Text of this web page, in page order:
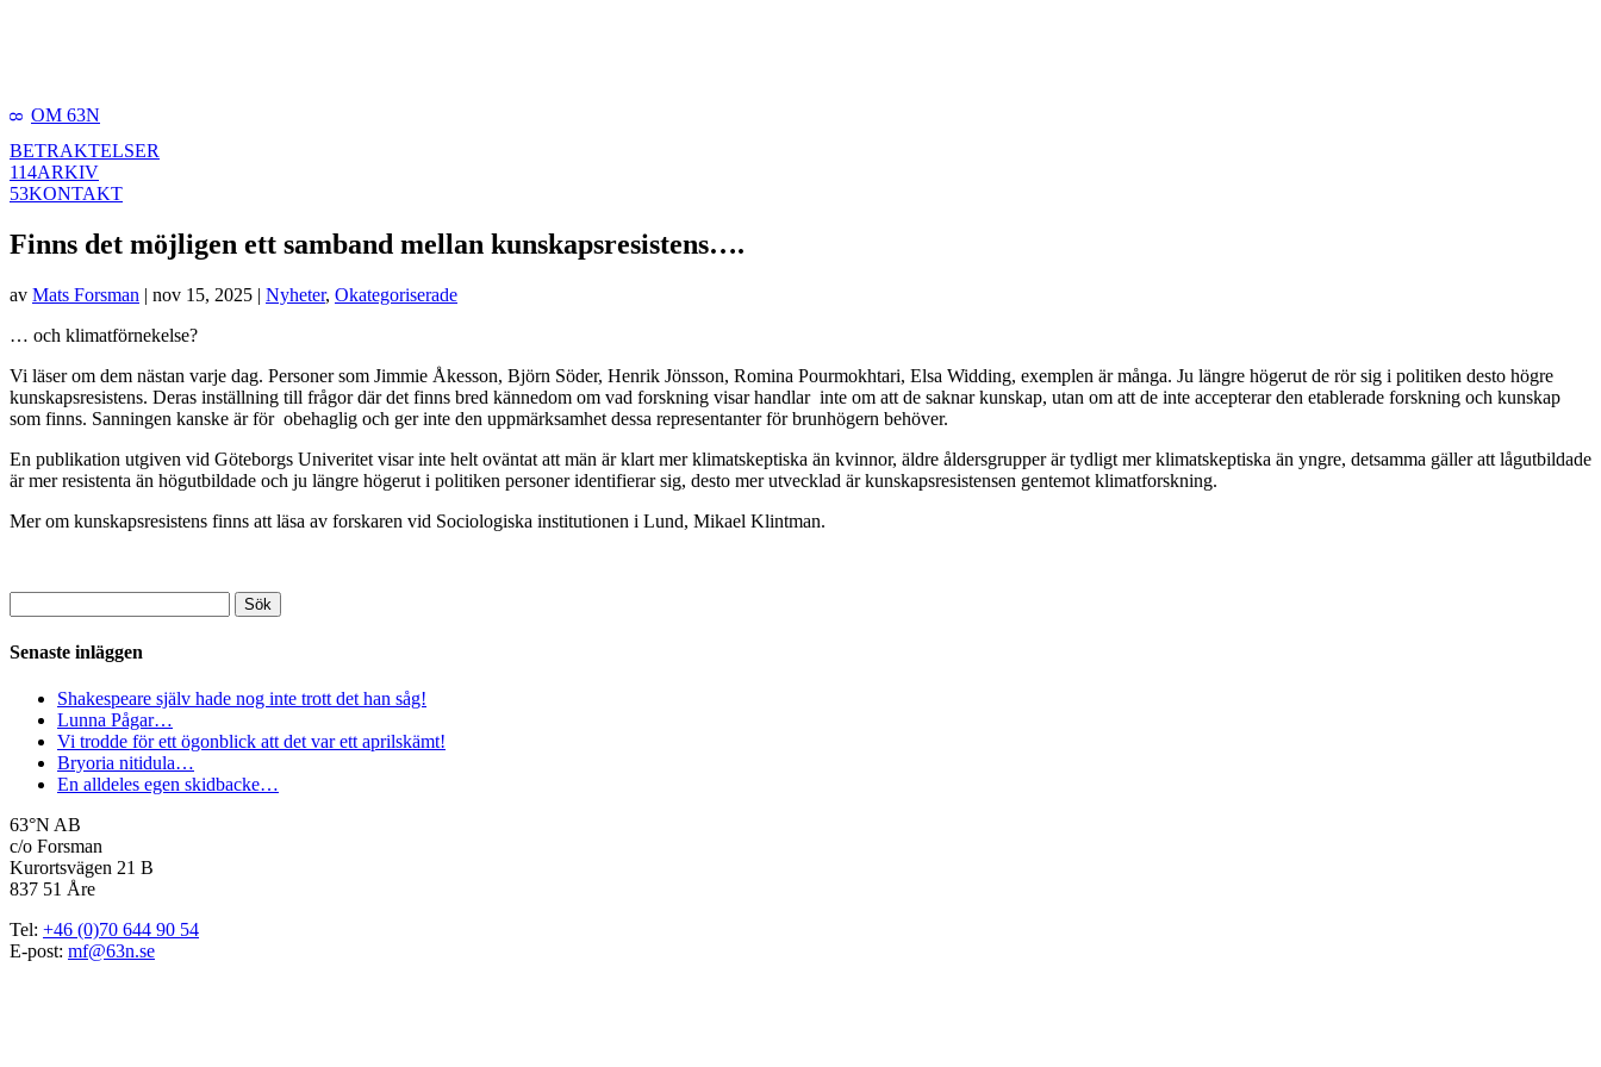
8
OM 63N
BETRAKTELSER
114ARKIV
53KONTAKT
Finns det möjligen ett samband mellan kunskapsresistens….
av Mats Forsman | nov 15, 2025 | Nyheter, Okategoriserade
… och klimatförnekelse?
Vi läser om dem nästan varje dag. Personer som Jimmie Åkesson, Björn Söder, Henrik Jönsson, Romina Pourmokhtari, Elsa Widding, exemplen är många. Ju längre högerut de rör sig i politiken desto högre
kunskapsresistens. Deras inställning till frågor där det finns bred kännedom om vad forskning visar handlar inte om att de saknar kunskap, utan om att de inte accepterar den etablerade forskning och kunskap
som finns. Sanningen kanske är för obehaglig och ger inte den uppmärksamhet dessa representanter för brunhögern behöver.
En publikation utgiven vid Göteborgs Univeritet visar inte helt oväntat att män är klart mer klimatskeptiska än kvinnor, äldre åldersgrupper är tydligt mer klimatskeptiska än yngre, detsamma gäller att lågutbildade
är mer resistenta än högutbildade och ju längre högerut i politiken personer identifierar sig, desto mer utvecklad är kunskapsresistensen gentemot klimatforskning.
Mer om kunskapsresistens finns att läsa av forskaren vid Sociologiska institutionen i Lund, Mikael Klintman.
efter:
Senaste inläggen
Shakespeare själv hade nog inte trott det han såg!
Lunna Pågar…
Vi trodde för ett ögonblick att det var ett aprilskämt!
Bryoria nitidula…
En alldeles egen skidbacke…
63°N AB
c/o Forsman
Kurortsvägen 21 B
837 51 Åre
Tel: +46 (0)70 644 90 54
E-post: mf@63n.se